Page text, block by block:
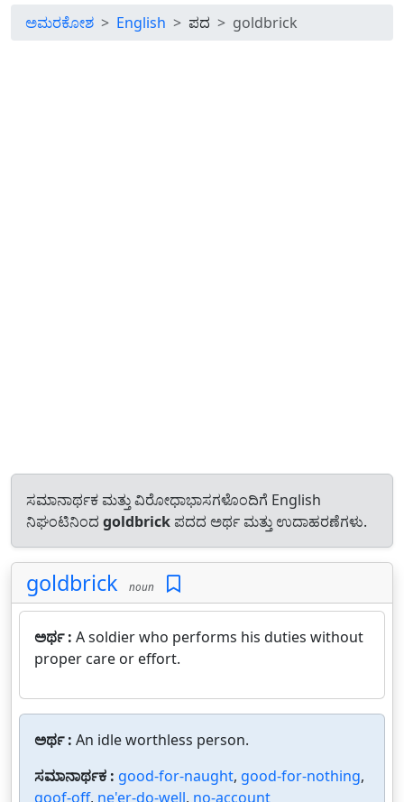
ಅಮರಕೋಶ English ಪದ goldbrick
ಸಮಾನಾರ್ಥಕ ಮತ್ತು ವಿರೋಧಾಭಾಸಗಳೊಂದಿಗೆ English
ನಿಘಂಟಿನಿಂದ goldbrick ಪದದ ಅರ್ಥ ಮತ್ತು ಉದಾಹರಣೆಗಳು.
goldbrick noun
ಅರ್ಥ : A soldier who performs his duties without
proper care or effort.
ಅರ್ಥ : An idle worthless person.
ಸಮಾನಾರ್ಥಕ : good-for-naught, good-for-nothing,
goof-off, ne'er-do-well, no-account